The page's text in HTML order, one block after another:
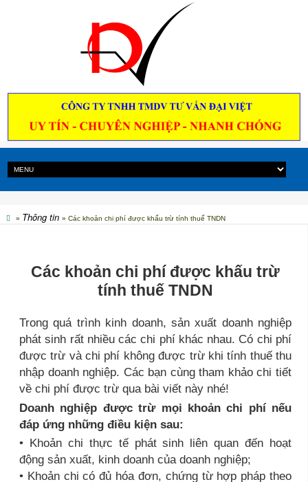
» Thông tin » Các khoản chi phí được khấu trừ tính thuế TNDN
Các khoản chi phí được khấu trừ
tính thuế TNDN
Trong quá trình kinh doanh, sản xuất doanh nghiệp
phát sinh rất nhiều các chi phí khác nhau. Có chi phí
được trừ và chi phí không được trừ khi tính thuế thu
nhập doanh nghiệp. Các bạn cùng tham khảo chi tiết
về chi phí được trừ qua bài viết này nhé!
Doanh nghiệp được trừ mọi khoản chi phí nếu
đáp ứng những điều kiện sau:
• Khoản chi thực tế phát sinh liên quan đến hoạt
động sản xuất, kinh doanh của doanh nghiệp;
• Khoản chi có đủ hóa đơn, chứng từ hợp pháp theo